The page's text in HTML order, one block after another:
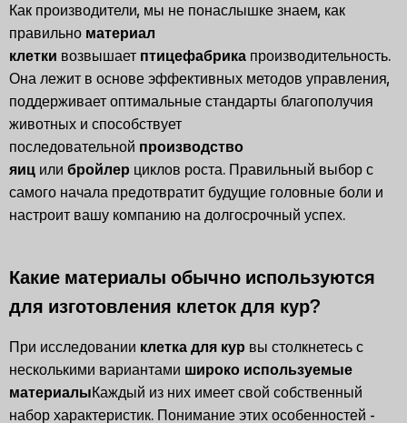
Как производители, мы не понаслышке знаем, как
правильно материал
клетки возвышает птицефабрика производительность.
Она лежит в основе эффективных методов управления,
поддерживает оптимальные стандарты благополучия
животных и способствует
последовательной производство
яиц или бройлер циклов роста. Правильный выбор с
самого начала предотвратит будущие головные боли и
настроит вашу компанию на долгосрочный успех.
Какие материалы обычно используются
для изготовления клеток для кур?
При исследовании клетка для кур вы столкнетесь с
несколькими вариантами широко используемые
материалыКаждый из них имеет свой собственный
набор характеристик. Понимание этих особенностей -